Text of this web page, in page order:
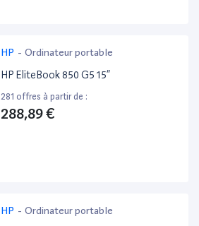
HP - Ordinateur portable
HP EliteBook 850 G5 15”
281 offres à partir de :
288,89 €
HP - Ordinateur portable